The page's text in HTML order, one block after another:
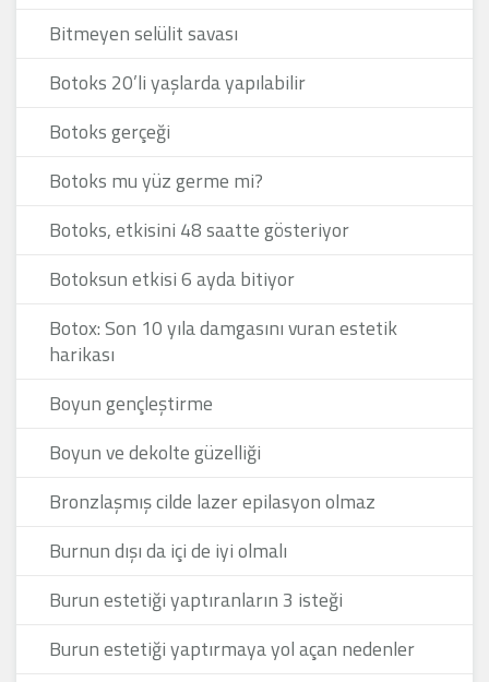
Bitmeyen selülit savası
Botoks 20’li yaşlarda yapılabilir
Botoks gerçeği
Botoks mu yüz germe mi?
Botoks, etkisini 48 saatte gösteriyor
Botoksun etkisi 6 ayda bitiyor
Botox: Son 10 yıla damgasını vuran estetik
harikası
Boyun gençleştirme
Boyun ve dekolte güzelliği
Bronzlaşmış cilde lazer epilasyon olmaz
Burnun dışı da içi de iyi olmalı
Burun estetiği yaptıranların 3 isteği
Burun estetiği yaptırmaya yol açan nedenler